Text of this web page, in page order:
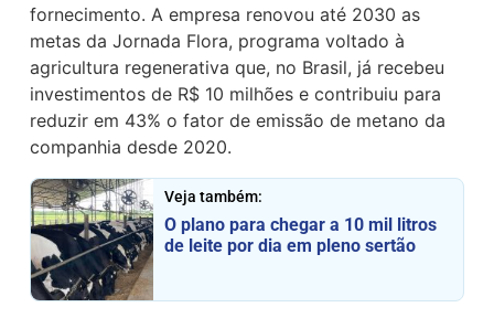
fornecimento. A empresa renovou até 2030 as
metas da Jornada Flora, programa voltado à
agricultura regenerativa que, no Brasil, já recebeu
investimentos de R$ 10 milhões e contribuiu para
reduzir em 43% o fator de emissão de metano da
companhia desde 2020.
Veja também:
O plano para chegar a 10 mil litros
de leite por dia em pleno sertão